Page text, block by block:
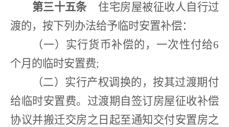
第三十五条
住宅房屋被征收人自行过
渡的，按下列办法给予临时安置补偿：
（一）实行货币补偿的，一次性付给6
个月的临时安置费;
（二）实行产权调换的，按其过渡期付
给临时安置费。过渡期自签订房屋征收补偿
协议并搬迁交房之日起至通知交付安置房之